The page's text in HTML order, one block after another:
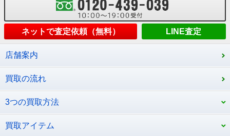
ネットで査定依頼（無料） LINE査定
店舗案内
買取の流れ
3つの買取方法
買取アイテム